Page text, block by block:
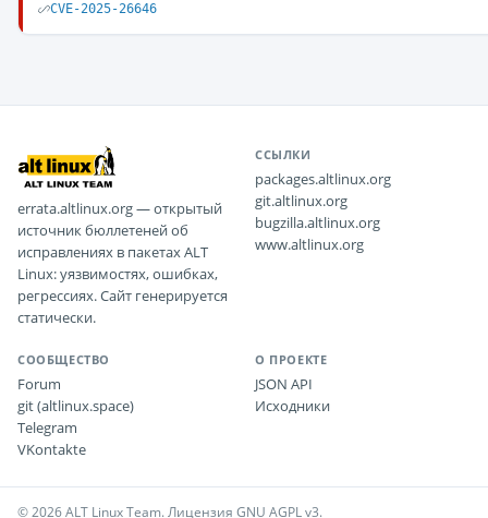
CVE-2025-26646
errata.altlinux.org — открытый
источник бюллетеней об
исправлениях в пакетах ALT
Linux: уязвимостях, ошибках,
регрессиях. Сайт генерируется
статически.
ССЫЛКИ
packages.altlinux.org
git.altlinux.org
bugzilla.altlinux.org
www.altlinux.org
СООБЩЕСТВО
Forum
git (altlinux.space)
Telegram
VKontakte
О ПРОЕКТЕ
JSON API
Исходники
© 2026 ALT Linux Team. Лицензия GNU AGPL v3.